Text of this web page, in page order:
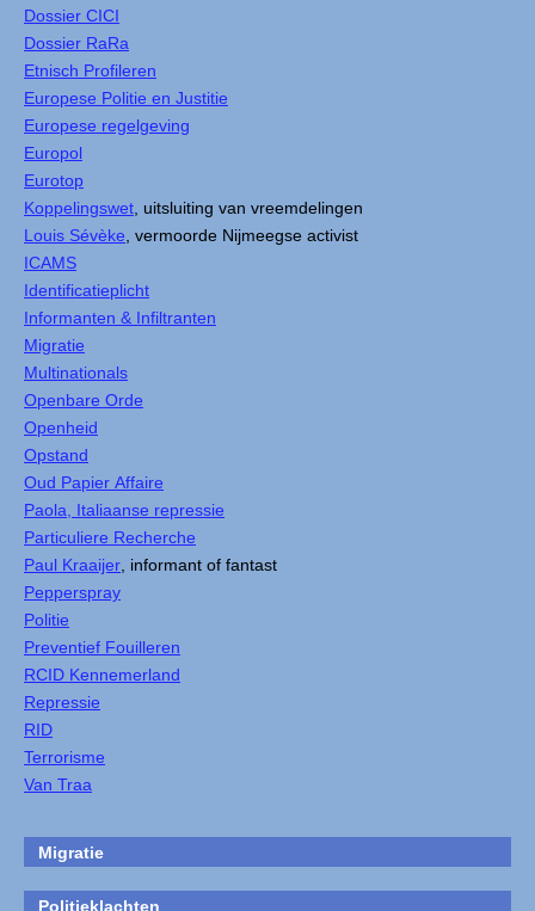
Dossier CICI
Dossier RaRa
Etnisch Profileren
Europese Politie en Justitie
Europese regelgeving
Europol
Eurotop
Koppelingswet , uitsluiting van vreemdelingen
Louis Sévèke , vermoorde Nijmeegse activist
ICAMS
Identificatieplicht
Informanten & Infiltranten
Migratie
Multinationals
Openbare Orde
Openheid
Opstand
Oud Papier Affaire
Paola, Italiaanse repressie
Particuliere Recherche
Paul Kraaijer , informant of fantast
Pepperspray
Politie
Preventief Fouilleren
RCID Kennemerland
Repressie
RID
Terrorisme
Van Traa
Migratie
Politieklachten